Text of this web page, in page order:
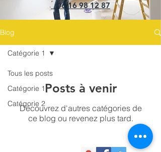
06 16 98 12 87
Blog
Tous les posts
Catégorie 1
Catégorie 2
Catégorie 1
Posts à venir
Découvrez d'autres catégories de
ce blog ou revenez plus tard.